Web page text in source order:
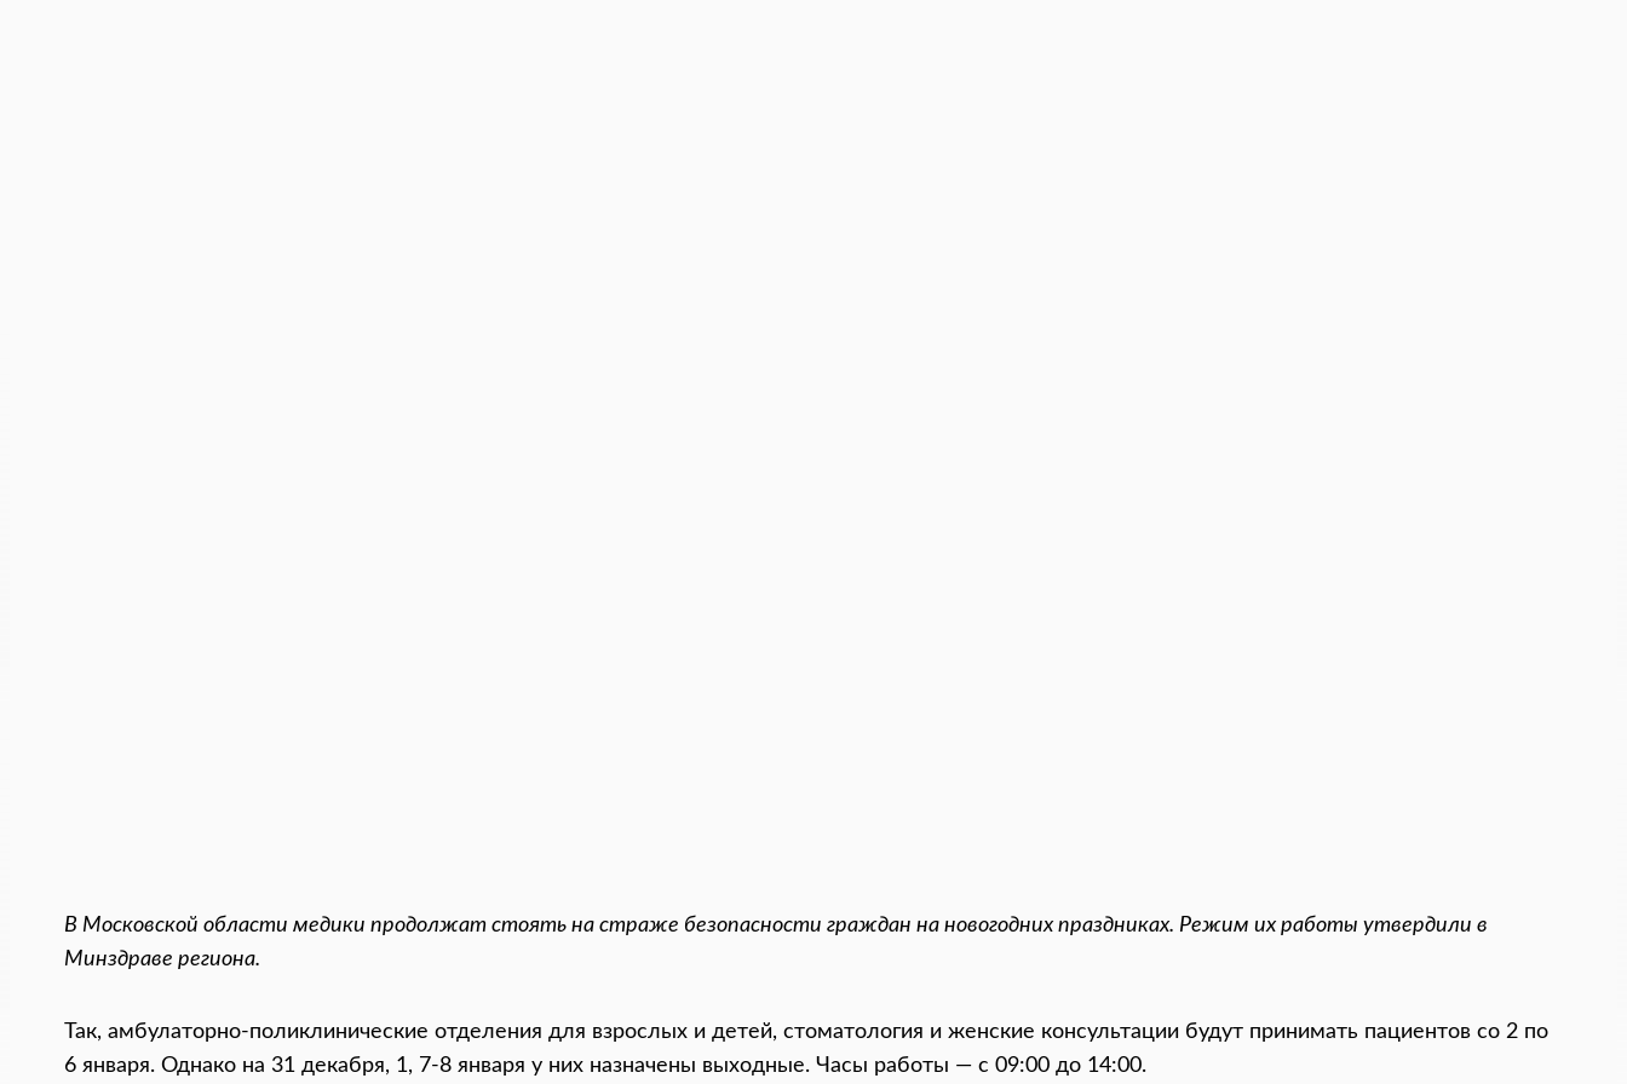
В Московской области медики продолжат стоять на страже безопасности граждан на новогодних праздниках. Режим их работы утвердили в
Минздраве региона.
Так, амбулаторно-поликлинические отделения для взрослых и детей, стоматология и женские консультации будут принимать пациентов со 2 по
6 января. Однако на 31 декабря, 1, 7-8 января у них назначены выходные. Часы работы — с 09:00 до 14:00.